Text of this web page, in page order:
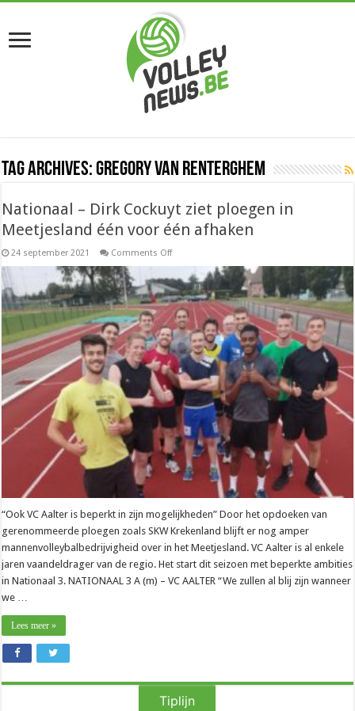
Tag Archives:Gregory Van Renterghem
Nationaal – Dirk Cockuyt ziet ploegen in
Meetjesland één voor één afhaken
24 september 2021 Comments Offon
Dirk
Cockuyt
ziet
ploegen
in
Meetjesland
één
voor
één
afhaken
“Ook VC Aalter is beperkt in zijn mogelijkheden” Door het opdoeken van
gerenommeerde ploegen zoals SKW Krekenland blijft er nog amper
mannenvolleybalbedrijvigheid over in het Meetjesland. VC Aalter is al enkele
jaren vaandeldrager van de regio. Het start dit seizoen met beperkte ambities
in Nationaal 3. NATIONAAL 3 A (m) – VC AALTER “We zullen al blij zijn wanneer
we …
Lees meer »
Tiplijn